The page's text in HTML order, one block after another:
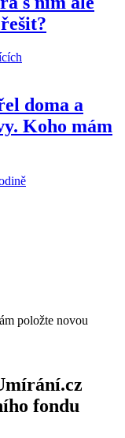
doma a
Koho mám
položte novou
fondu